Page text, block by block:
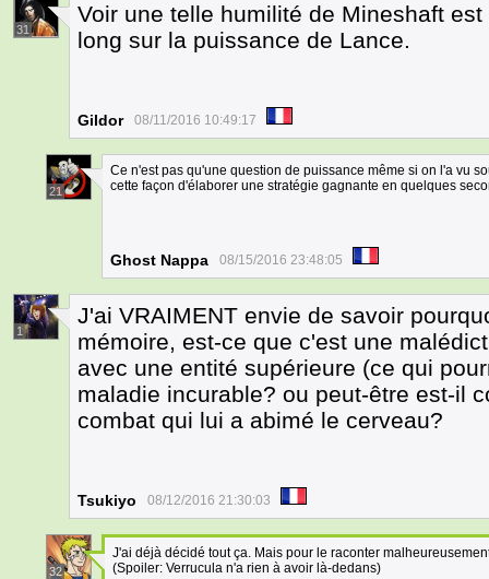
31
Voir une telle humilité de Mineshaft
long sur la puissance de Lance.
Gildor 08/11/2016 10:49:17
21
Ce n'est pas qu'une question de puissance même si on l'a vu
cette façon d'élaborer une stratégie gagnante en quelques
Ghost Nappa 08/15/2016 23:48:05
1
J'ai VRAIMENT envie de savoir
mémoire, est-ce que c'est une
avec une entité supérieure (ce qui
maladie incurable? ou peut-être est-il
combat qui lui a abimé le cerveau?
Tsukiyo 08/12/2016 21:30:03
32
J'ai déjà décidé tout ça. Mais pour le raconter
(Spoiler: Verrucula n'a rien à avoir là-dedans)